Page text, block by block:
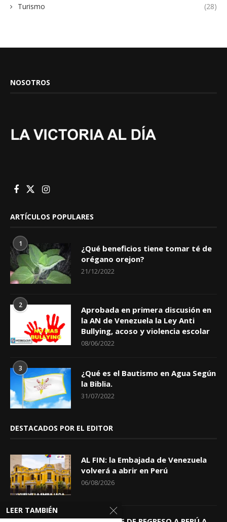
Turismo (28)
NOSOTROS
ARTÍCULOS POPULARES
1
¿Qué beneficios tiene tomar té de
orégano orejon?
21/12/2022
2
Aprobada en primera discusión en
la AN de Venezuela la Ley Anti
Bullying, acoso y violencia escolar
08/06/2022
3
¿Qué es el Bautismo en Agua Según
la Biblia.
31/07/2022
DESTACADOS POR EL EDITOR
AL FIN: la Embajada de Venezuela
volverá a abrir en Perú
06/08/2026
LEER TAMBIÉN